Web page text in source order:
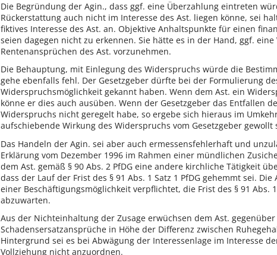
Die Begründung der Agin., dass ggf. eine Überzahlung eintreten
Rückerstattung auch nicht im Interesse des Ast. liegen könne, sei
fiktives Interesse des Ast. an. Objektive Anhaltspunkte für einen
seien dagegen nicht zu erkennen. Sie hätte es in der Hand, ggf.
Rentenansprüchen des Ast. vorzunehmen.
Die Behauptung, mit Einlegung des Widerspruchs würde die
gehe ebenfalls fehl. Der Gesetzgeber dürfte bei der Formulierung
Widerspruchsmöglichkeit gekannt haben. Wenn dem Ast. ein
könne er dies auch ausüben. Wenn der Gesetzgeber das Entfallen
Widerspruchs nicht geregelt habe, so ergebe sich hieraus im
aufschiebende Wirkung des Widerspruchs vom Gesetzgeber gewollt
Das Handeln der Agin. sei aber auch ermessensfehlerhaft und
Erklärung vom Dezember 1996 im Rahmen einer mündlichen
dem Ast. gemäß § 90 Abs. 2 PfDG eine andere kirchliche Tätigkeit
dass der Lauf der Frist des § 91 Abs. 1 Satz 1 PfDG gehemmt sei.
einer Beschäftigungsmöglichkeit verpflichtet, die Frist des § 91 Abs.
abzuwarten.
Aus der Nichteinhaltung der Zusage erwüchsen dem Ast.
Schadensersatzansprüche in Höhe der Differenz zwischen
Hintergrund sei es bei Abwägung der Interessenlage im Interesse
Vollziehung nicht anzuordnen.